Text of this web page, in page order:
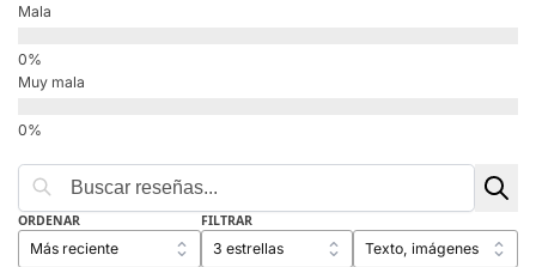
Mala
Muy mala
ORDENAR FILTRAR